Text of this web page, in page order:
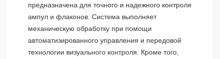
предназначена для точного и надежного контроля
ампул и флаконов. Система выполняет
механическую обработку при помощи
автоматизированного управления и передовой
технологии визуального контроля. Кроме того,